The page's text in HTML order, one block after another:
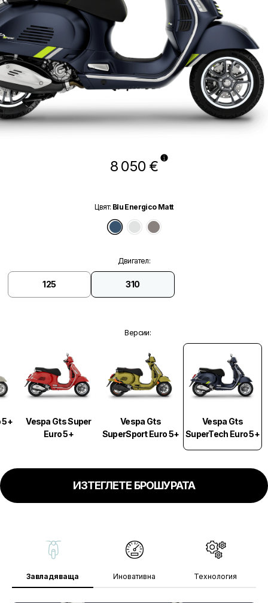
8 050 €
Цвят: Blu Energico Matt
Blu Energico Matt
Bianco Innocente
Grigio Ottimista Matt
Двигател:
125 310
Версии:
5+
Vespa Gts Super
Euro 5+
Vespa Gts
SuperSport Euro 5+
Vespa Gts
SuperTech Euro 5+
ИЗТЕГЛЕТЕ БРОШУРАТА
Завладяваща Иновативна Технология